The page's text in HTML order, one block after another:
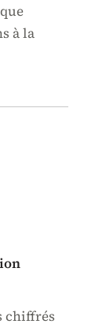
à la
chiffrés